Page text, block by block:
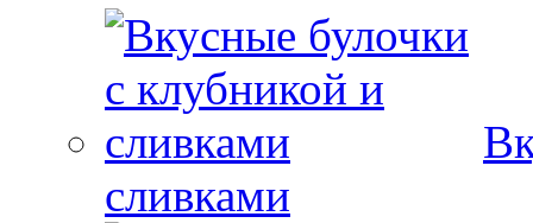
сливками